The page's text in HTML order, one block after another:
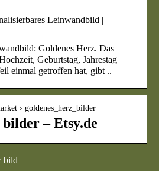
Leinwandbild |
Goldenes Herz. Das
Geburtstag, Jahrestag
einmal getroffen hat, gibt ..
› goldenes_herz_bilder
– Etsy.de
bild